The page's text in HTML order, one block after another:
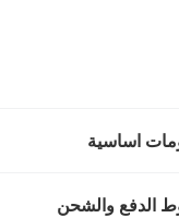
اساسية
الدفع والشحن